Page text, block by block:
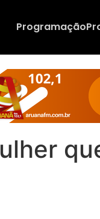
Programação